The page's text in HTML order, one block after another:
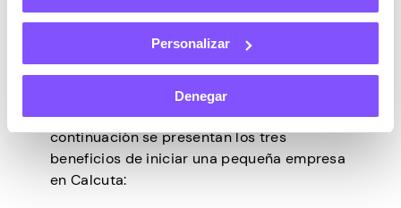
Personalizar
Denegar
por Calcuta debido a su vibrante cultura y
a su diversa población. Iniciar un negocio
en esta ciudad puede ser gratificante tanto
financiera como emocionalmente. A
continuación se presentan los tres
beneficios de iniciar una pequeña empresa
en Calcuta: